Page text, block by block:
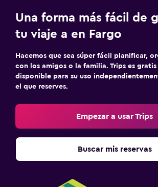
Una forma más fácil de
tu viaje a en Fargo
Hacemos que sea súper fácil planificar,
con los amigos o la familia. Trips es gratis
disponible para su uso
el que reserves.
Empezar a usar Trips
Buscar mis reservas